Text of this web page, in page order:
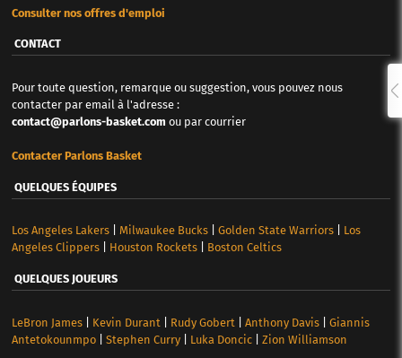
Consulter nos offres d'emploi
CONTACT
Pour toute question, remarque ou suggestion, vous pouvez nous
contacter par email à l'adresse :
contact@parlons-basket.com ou par courrier
Contacter Parlons Basket
QUELQUES ÉQUIPES
Los Angeles Lakers| Milwaukee Bucks| Golden State Warriors| Los
Angeles Clippers| Houston Rockets| Boston Celtics
QUELQUES JOUEURS
LeBron James| Kevin Durant Rudy Gobert Anthony Davis| Giannis
Antetokounmpo| Stephen Curry| Luka Doncic| Zion Williamson